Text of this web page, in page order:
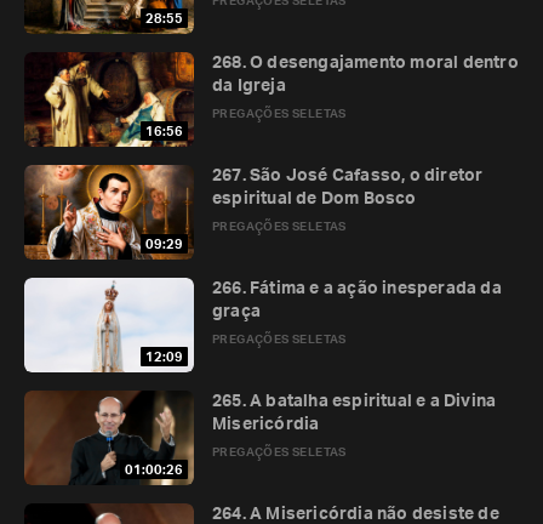
28:55
16:56
PREGAÇÕES SELETAS
268. O desengajamento moral dentro
da Igreja
09:29
PREGAÇÕES SELETAS
267. São José Cafasso, o diretor
espiritual de Dom Bosco
12:09
PREGAÇÕES SELETAS
266. Fátima e a ação inesperada da
graça
01:00:26
PREGAÇÕES SELETAS
265. A batalha espiritual e a Divina
Misericórdia
264. A Misericórdia não desiste de